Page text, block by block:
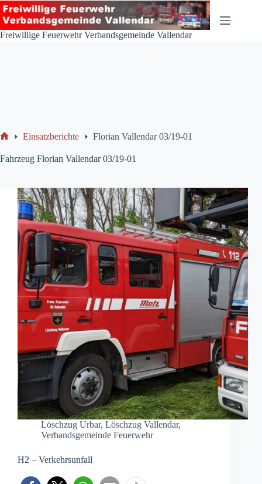
Zum
Inhalt
springen
Freiwillige Feuerwehr Verbandsgemeinde Vallendar
Einsatzberichte Florian Vallendar 03/19-01
Fahrzeug Florian Vallendar 03/19-01
Löschzug Urbar, Löschzug Vallendar,
Verbandsgemeinde Feuerwehr
H2 – Verkehrsunfall